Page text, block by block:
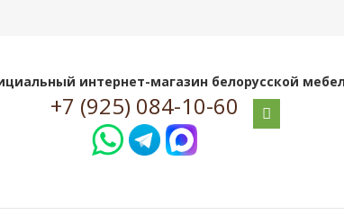
интернет-магазин белорусской
+7 (925) 084-10-60